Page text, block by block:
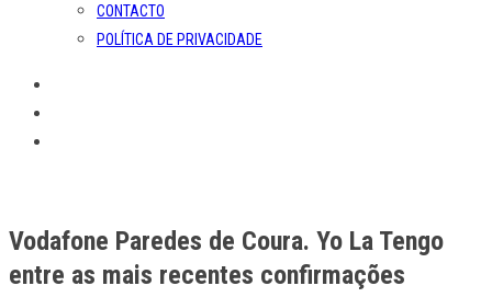
CONTACTO
POLÍTICA DE PRIVACIDADE
Vodafone Paredes de Coura. Yo La Tengo
entre as mais recentes confirmações